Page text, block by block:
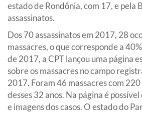
estado de Rondônia, com 17, e pela
assassinatos.
Dos 70 assassinatos em 2017, 28
massacres, o que corresponde a
de 2017, a CPT lançou uma página
sobre os massacres no campo
2017. Foram 46 massacres com
desses 32 anos. Na página é
e imagens dos casos. O estado do